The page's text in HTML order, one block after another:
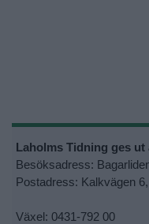
Laholms Tidning ges ut
Besöksadress:
Postadress: Kalkvägen
Växel: 0431-792 00